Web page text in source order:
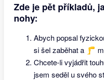
Zde je pět příkladů,
nohy:
Abych popsal
si šel zaběhat a 🦵
Chcete-li vyjádřit
jsem seděl u svého